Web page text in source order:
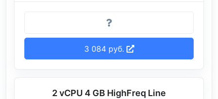
3 084 руб.
2 vCPU 4 GB HighFreq Line